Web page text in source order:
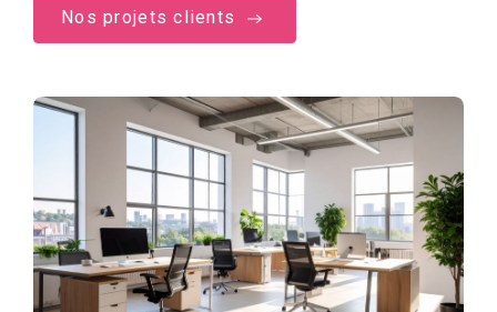
Nos projets clients